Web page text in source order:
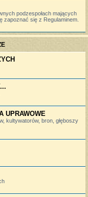
podzespołach mających
zapoznać się z Regulaminem.
UPRAWOWE
kultywatorów, bron, głęboszy